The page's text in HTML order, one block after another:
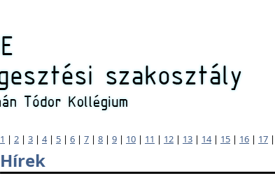
1 | 2 | 3 | 4| 5 | 6 | 7 | 8 | 9 | 10 | 11 | 12 | 13 | 14| 15 | 16 | 17 |
Hírek